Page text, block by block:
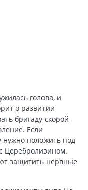
голова, и
о развитии
бригаду скорой
Если
нужно положить под
Церебролизином.
защитить нервные